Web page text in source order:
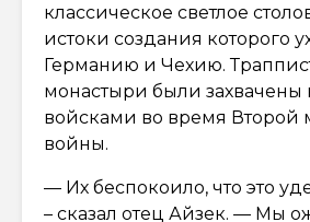
классическое светлое
истоки создания которого
Германию и Чехию.
монастыри были захвачены
войсками во время Второй
войны.
— Их беспокоило, что это
– сказал отец Айзек. — Мы